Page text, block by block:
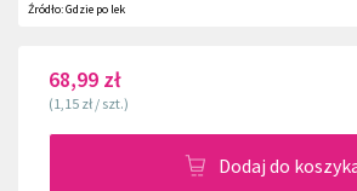
Źródło:Gdzie po lek
68,99 zł
(1,15 zł / szt.)
Dodaj do